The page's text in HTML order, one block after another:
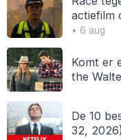
actiefilm
• 6 aug
Komt er
the
De 10
32, 2026)